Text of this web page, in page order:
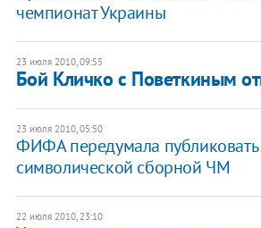
чемпионат Украины
23 июля 2010, 09:55
Бой Кличко с Поветкиным
23 июля 2010, 05:50
ФИФА передумала публиковать
символической сборной ЧМ
22 июля 2010, 23:10